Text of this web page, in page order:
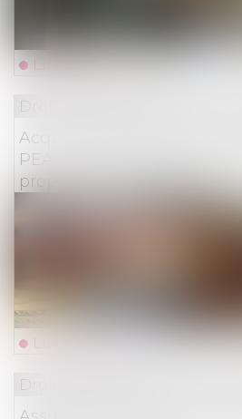
Lire la suite
Acquisition d’actions non
PEA : la date à laquelle
propriété est importante
Droit des assurances
Droit des assurances